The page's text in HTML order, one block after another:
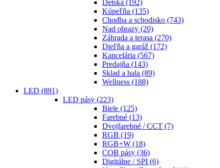
Detská (192)
Kúpeľňa (135)
Chodba a schodisko (743)
Nad obrazy (20)
Záhrada a terasa (270)
Dieľňa a garáž (172)
Kancelária (567)
Predajňa (143)
Sklad a hala (89)
Wellness (188)
LED (891)
LED pásy (223)
Biele (125)
Farebné (13)
Dvojfarebné / CCT (7)
RGB (19)
RGB+W (18)
COB pásy (36)
Digitálne / SPI (6)